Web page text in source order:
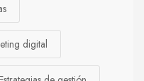
digital